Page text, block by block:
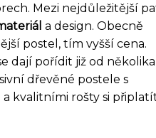
Mezi nejdůležitější
a design. Obecně
postel, tím vyšší cena.
dají pořídit již od několika
dřevěné postele s
kvalitními rošty si